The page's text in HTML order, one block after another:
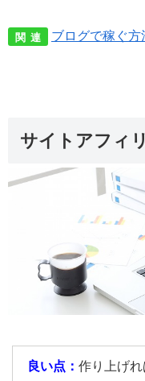
関 連 ブログで稼ぐ方
サイトアフィ
良い点： 作り上げ